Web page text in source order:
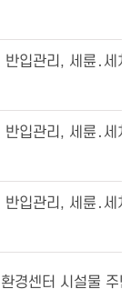
입관리, 세륜․세차
입관리, 세륜․세차
입관리, 세륜․세차
경센터 시설물 주변